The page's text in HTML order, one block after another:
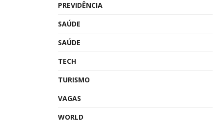
PREVIDÊNCIA
SAÚDE
SAÚDE
TECH
TURISMO
VAGAS
WORLD